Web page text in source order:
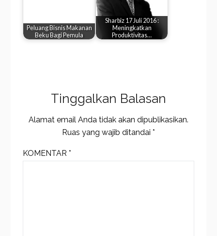
Peluang Bisnis Makanan
Beku Bagi Pemula
Sharbiz 17 Juli 2016 :
Meningkatkan
Produktivitas…
Tinggalkan Balasan
Alamat email Anda tidak akan dipublikasikan.
Ruas yang wajib ditandai *
KOMENTAR*